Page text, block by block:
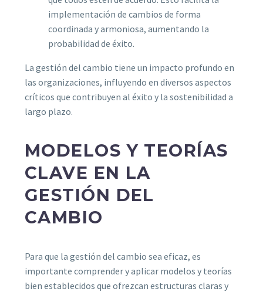
implementación de cambios de forma
coordinada y armoniosa, aumentando la
probabilidad de éxito.
La gestión del cambio tiene un impacto profundo en
las organizaciones, influyendo en diversos aspectos
críticos que contribuyen al éxito y la sostenibilidad a
largo plazo.
MODELOS Y TEORÍAS
CLAVE EN LA
GESTIÓN DEL
CAMBIO
Para que la gestión del cambio sea eficaz, es
importante comprender y aplicar modelos y teorías
bien establecidos que ofrezcan estructuras claras y